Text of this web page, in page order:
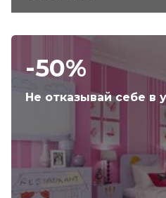
-50%
Не отказывай себе в